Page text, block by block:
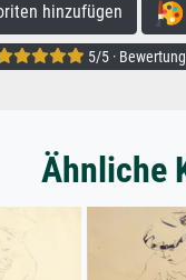
hinzufügen
5/5 ·
Ähnliche